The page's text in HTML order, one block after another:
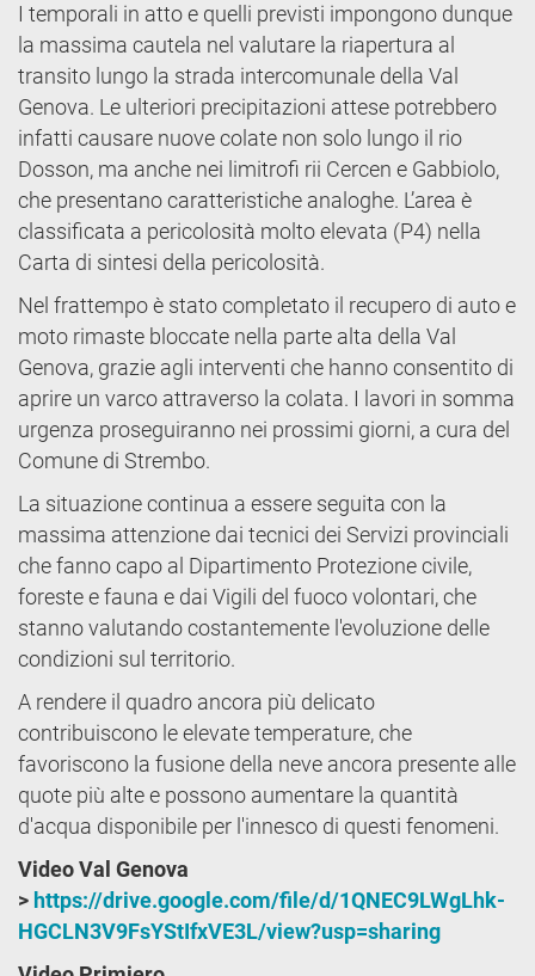
I temporali in atto e quelli previsti impongono dunque
la massima cautela nel valutare la riapertura al
transito lungo la strada intercomunale della Val
Genova. Le ulteriori precipitazioni attese potrebbero
infatti causare nuove colate non solo lungo il rio
Dosson, ma anche nei limitrofi rii Cercen e Gabbiolo,
che presentano caratteristiche analoghe. L’area è
classificata a pericolosità molto elevata (P4) nella
Carta di sintesi della pericolosità.
Nel frattempo è stato completato il recupero di auto e
moto rimaste bloccate nella parte alta della Val
Genova, grazie agli interventi che hanno consentito di
aprire un varco attraverso la colata. I lavori in somma
urgenza proseguiranno nei prossimi giorni, a cura del
Comune di Strembo.
La situazione continua a essere seguita con la
massima attenzione dai tecnici dei Servizi provinciali
che fanno capo al Dipartimento Protezione civile,
foreste e fauna e dai Vigili del fuoco volontari, che
stanno valutando costantemente l'evoluzione delle
condizioni sul territorio.
A rendere il quadro ancora più delicato
contribuiscono le elevate temperature, che
favoriscono la fusione della neve ancora presente alle
quote più alte e possono aumentare la quantità
d'acqua disponibile per l'innesco di questi fenomeni.
Video Val Genova
> https://drive.google.com/file/d/1QNEC9LWgLhk-
HGCLN3V9FsYStIfxVE3L/view?usp=sharing